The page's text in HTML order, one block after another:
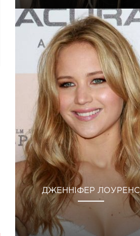
ДЖЕННІФЕР ЛОУРЕНС